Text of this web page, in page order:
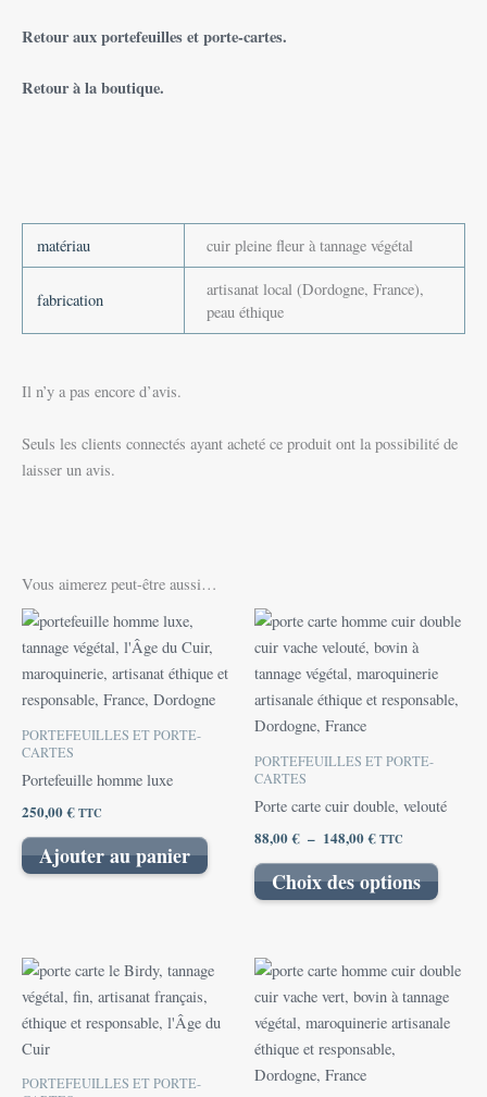
Retour aux portefeuilles et porte-cartes.
Retour à la boutique.
matériau cuir pleine fleur à tannage végétal
fabrication
artisanat local (Dordogne, France),
peau éthique
Il n’y a pas encore d’avis.
Seuls les clients connectés ayant acheté ce produit ont la possibilité de
laisser un avis.
Vous aimerez peut-être aussi…
PORTEFEUILLES ET PORTE-
CARTES
Portefeuille homme luxe
250,00€TTC
Ajouter au panier
PORTEFEUILLES ET PORTE-
CARTES
Porte carte cuir double, velouté
88,00€ – 148,00€
Plage
prix :
88,00 €
à
148,00 €
TTC
Choix des options
Ce
a
peuvent
sur
PORTEFEUILLES ET PORTE-
Plage
de
prix :
110,00 €
Ce
produit
a
Plage
prix :
88,00 €
à
148,00 €
Ce
produit
a